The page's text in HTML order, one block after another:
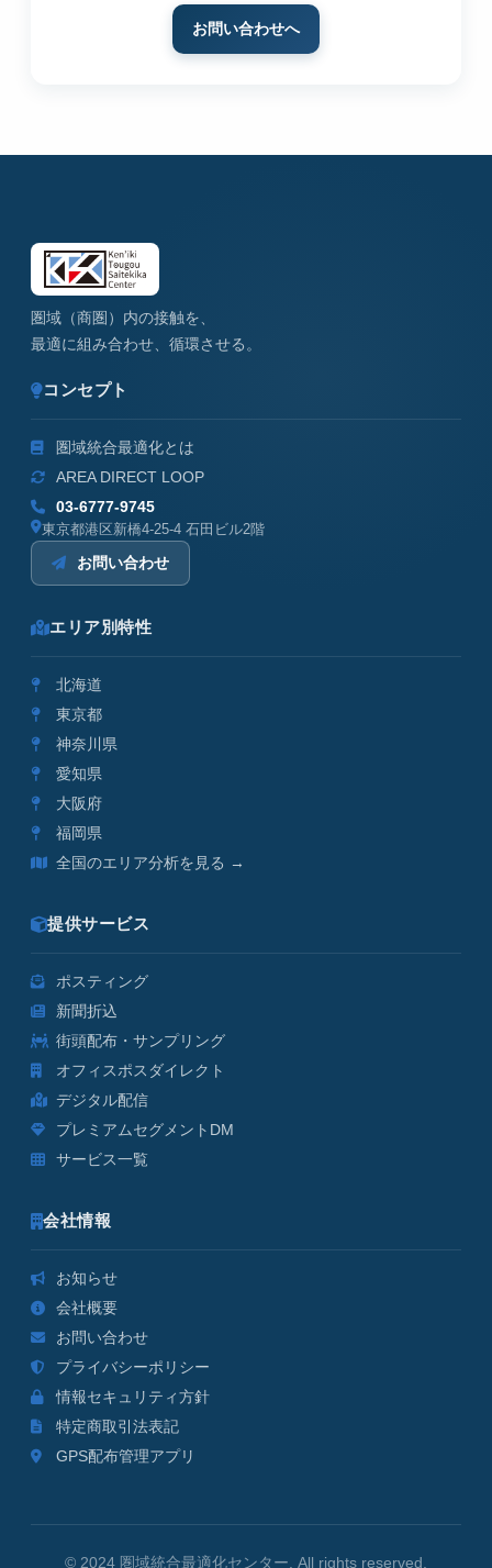
お問い合わせへ
圏域（商圏）内の接触を、
最適に組み合わせ、循環させる。
コンセプト
圏域統合最適化とは
AREA DIRECT LOOP
03-6777-9745
東京都港区新橋4-25-4 石田ビル2階
お問い合わせ
エリア別特性
北海道
東京都
神奈川県
愛知県
大阪府
福岡県
全国のエリア分析を見る →
提供サービス
ポスティング
新聞折込
街頭配布・サンプリング
オフィスポスダイレクト
デジタル配信
プレミアムセグメントDM
サービス一覧
会社情報
お知らせ
会社概要
お問い合わせ
プライバシーポリシー
情報セキュリティ方針
特定商取引法表記
GPS配布管理アプリ
© 2024 圏域統合最適化センター. All rights reserved.